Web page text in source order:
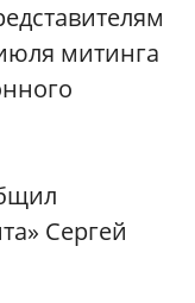
митинга
Сергей